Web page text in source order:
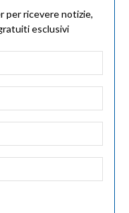
per ricevere notizie,
esclusivi